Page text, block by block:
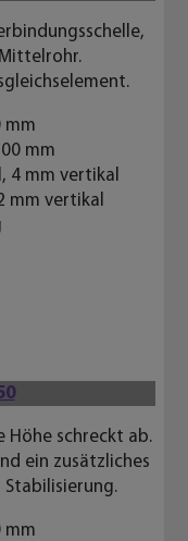
mm
mm
4 mm vertikal
mm vertikal
Höhe schreckt ab.
ein zusätzliches
mm